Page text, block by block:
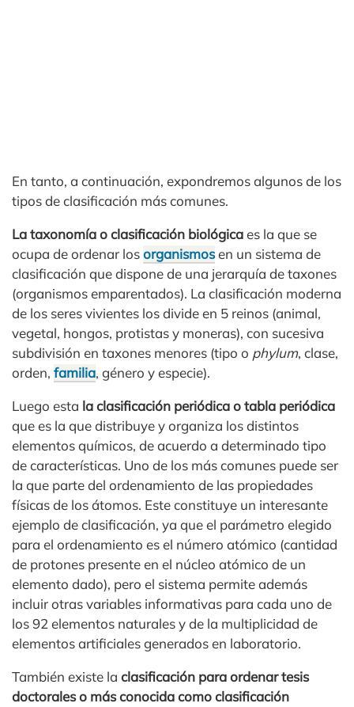
En tanto, a continuación, expondremos algunos de los
tipos de clasificación más comunes.
La taxonomía o clasificación biológicaes la que se
ocupa de ordenar losorganismosen un sistema de
clasificación que dispone de una jerarquía de taxones
(organismos emparentados). La clasificación moderna
de los seres vivientes los divide en 5 reinos (animal,
vegetal, hongos, protistas y moneras), con sucesiva
subdivisión en taxones menores (tipo o phylum, clase,
orden, familia, género y especie).
Luego esta la clasificación periódica o tabla periódica
que es la que distribuye y organiza los distintos
elementos químicos, de acuerdo a determinado tipo
de características. Uno de los más comunes puede ser
la que parte del ordenamiento de las propiedades
físicas de los átomos. Este constituye un interesante
ejemplo de clasificación, ya que el parámetro elegido
para el ordenamiento es el número atómico (cantidad
de protones presente en el núcleo atómico de un
elemento dado), pero el sistema permite además
incluir otras variables informativas para cada uno de
los 92 elementos naturales y de la multiplicidad de
elementos artificiales generados en laboratorio.
También existe la clasificación para ordenar tesis
doctorales o más conocida como clasificación